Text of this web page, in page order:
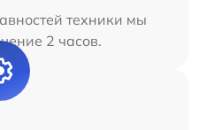
техники мы
2 часов.